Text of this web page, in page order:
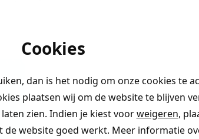
Cookies
dan is het nodig om onze cookies te
plaatsen wij om de website te blijven
zien. Indien je kiest voorweigeren,
website goed werkt. Meer informatie